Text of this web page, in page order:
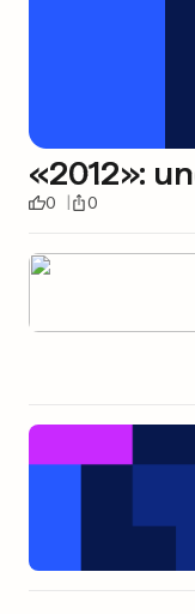
«2012»:
0 0